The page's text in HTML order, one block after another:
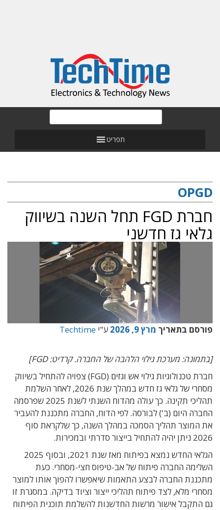
תפריט
OPGD
חברת FGD תחל השנה בשיווק
גלאי גז חדשני
פורסם בתאריך מרץ 9, 2026 ע"י Techtime
[בתמונה: מערכת גילוי הלהבה של החברה. קרדיט: FGD]
חברת טכנולוגיות גילוי אש וגזים (FGD) צפויה להתחיל בשיווק
מסחרי של גלאי גז חדש במהלך שנת 2026, לאחר השלמת
תהליכי תקינה. כך עולה מהדוח השנתי לשנת 2025 שפרסמה
החברה היום (ב') לבורסה. לפי הדוח, החברה מתכננת להעביר
את המוצר תהליך הסמכה במהלך השנה, כך שלקראת סוף
2026 ניתן יהיה להתחיל בייצור סדרתי ובמכירות.
הגלאי החדש נמצא בפיתוח מאז שנת 2021, ובסוף 2025
השלימה החברה פיתוח של אב-טיפוס חצי-מסחרי. כעת
מתכננת החברה לבצע התאמות שיאפשרו להפוך אותו למוצר
מסחרי מלא, לצד פיתוח תהליכי ייצור וציוד בדיקה. במסגרת זו
גם התקבל אישור מרשות החדשנות להשלמת תוכנית הפיתוח